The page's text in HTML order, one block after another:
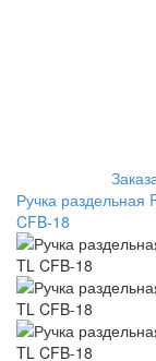
Ручка раздельная
CFB-18